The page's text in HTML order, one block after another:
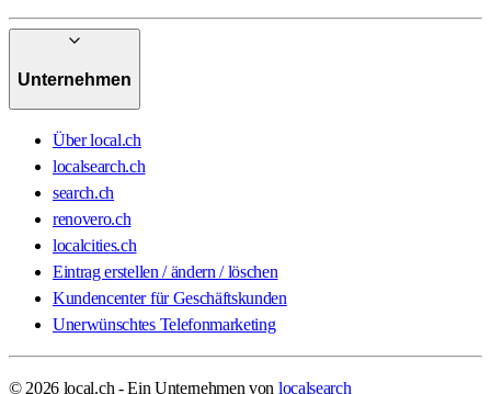
Unternehmen
Über local.ch
localsearch.ch
search.ch
renovero.ch
localcities.ch
Eintrag erstellen / ändern / löschen
Kundencenter für Geschäftskunden
Unerwünschtes Telefonmarketing
© 2026 local.ch - Ein Unternehmen von localsearch